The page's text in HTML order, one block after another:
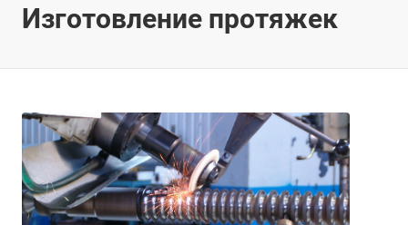
Изготовление протяжек